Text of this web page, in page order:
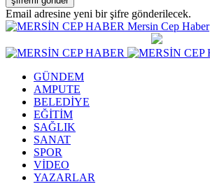
Email adresine yeni bir şifre gönderilecek.
Mersin Cep Haber
GÜNDEM
AMPUTE
BELEDİYE
EĞİTİM
SAĞLIK
SANAT
SPOR
VİDEO
YAZARLAR